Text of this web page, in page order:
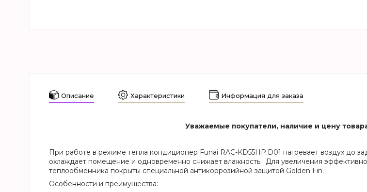
Описание Характеристики Информация для заказа
Уважаемые покупатели, наличие и цену
При работе в режиме тепла кондиционер Funai RAC-KD55HP.D01 нагревает воздух до
охлаждает помещение и одновременно снижает влажность. Для увеличения
теплообменника покрыты специальной антикоррозийной защитой Golden Fin.
Особенности и преимущества: